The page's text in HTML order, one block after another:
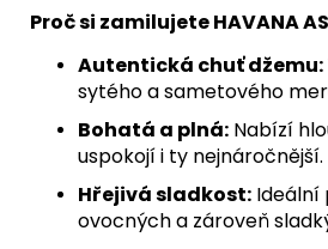
Proč si zamilujete HAVANA
Autentická chuť džemu:
sytého a sametového
Bohatá a plná: Nabízí
uspokojí i ty nejnáročnější.
Hřejivá sladkost: Ideální
ovocných a zároveň